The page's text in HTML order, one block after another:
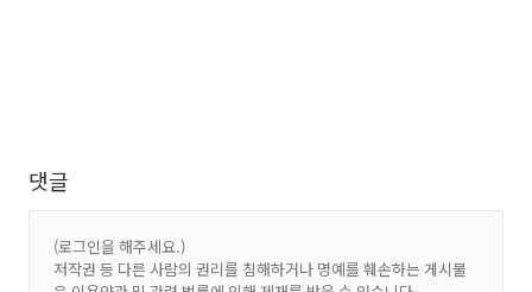
댓글